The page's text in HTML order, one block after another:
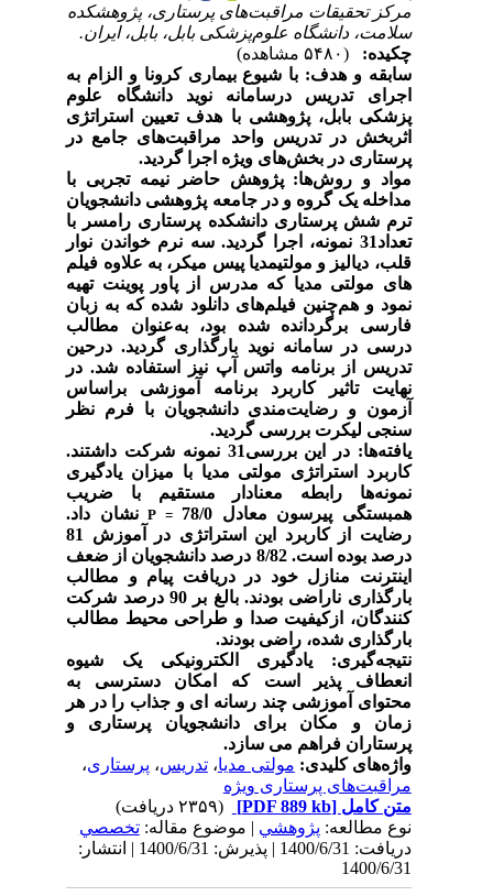
مرکز تحقیقات مراقبت‌های پرستاری، پژوهشکده
سلامت، دانشگاه علوم‌پزشکی بابل، بابل، ایران.
چکیده:
سابقه و هدف:با شیوع بیماری کرونا و الزام به
اجرای تدریس درسامانه نوید دانشگاه علوم
پزشکی بابل، پژوهشی با هدف تعیین استراتژی
اثربخش در تدریس واحد مراقبت‌های جامع در
پرستاری در بخشهای ویژه اجرا گردید.
مواد و روش‌ها:پژوهش حاضر نیمه تجربی با
مداخله یک گروه و در جامعه پژوهشی دانشجویان
ترم شش پرستاری دانشکده پرستاری رامسر با
تعداد31 نمونه، اجرا گردید. سه نرم خواندن نوار
قلب، دیالیز و مولتی­مدیا پیس میکر، به علاوه فیلم
های مولتی مدیا که مدرس از پاور پوینت تهیه
نمود و هم‌چنین فیلمهای دانلود شده که به زبان
فارسی برگردانده شده بود، به‌عنوان مطالب
درسی در سامانه نوید بارگذاری گردید. درحین
تدریس از برنامه واتس آپ نیز استفاده شد. در
نهایت تاثیر کاربرد برنامه آموزشی براساس
آزمون و رضایت‌مندی دانشجویان با فرم نظر
سنجی لیکرت بررسی گردید.
یافته‌ها:در این بررسی31 نمونه شرکت داشتند.
کاربرد استراتژی مولتی مدیا با میزان یادگیری
نمونه‌ها رابطه معنادار مستقیم با ضریب
همبستگی پیرسون معادل 78/0
= P
نشان داد.
رضایت از کاربرد این استراتژی در آموزش 81
درصد
بوده است. 8/82 درصد دانشجویان از ضعف
اینترنت منازل خود در دریافت پیام و مطالب
بارگذاری ناراضی بودند. بالغ ‌بر 90 درصد شرکت
کنندگان، ازکیفیت صدا و طراحی محیط مطالب
بارگذاری شده، راضی بودند.
نتیجه‌گیری:
یادگیری الکترونیکی یک شیوه
انعطاف پذیر است که امکان دسترسی به
محتوای آموزشی چند رسانه ای و جذاب را در هر
زمان و مکان برای دانشجویان پرستاری و
پرستاران فراهم می سازد.
واژه‌های کلیدی:مولتی مدیا،تدریس،پرستاری،
مراقبت‌های پرستاری ویژه
متن کامل[PDF 889 kb]
نوع مطالعه:پژوهشي| موضوع مقاله:تخصصي
دریافت: 1400/6/31 | پذیرش: 1400/6/31 | انتشار:
1400/6/31